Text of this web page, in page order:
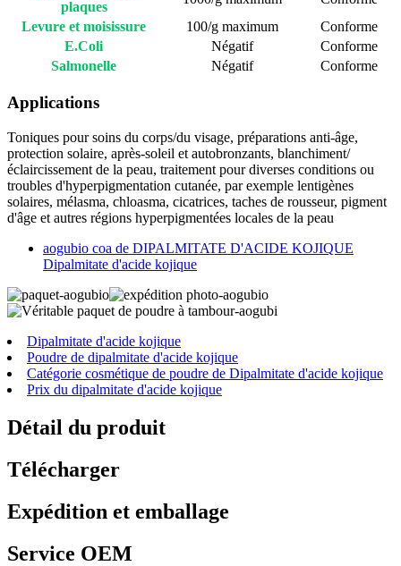
plaques
Levure et moisissure
100/g maximum
Conforme
E.Coli
Négatif
Conforme
Salmonelle
Négatif Conforme
Applications
Toniques pour soins du corps/du visage, préparations anti-âge,
protection solaire, après-soleil et autobronzants, blanchiment/
éclaircissement de la peau, traitement pour diverses conditions ou
troubles d'hyperpigmentation cutanée, par exemple lentigènes
solaires, mélasma, chloasma, cicatrices, taches de rousseur, pigment
d'âge et autres régions hyperpigmentées locales de la peau
aogubio coa de DIPALMITATE D'ACIDE KOJIQUE
Dipalmitate d'acide kojique
Dipalmitate d'acide kojique
Poudre de dipalmitate d'acide kojique
Catégorie cosmétique de poudre de Dipalmitate d'acide kojique
Prix ​​​​du dipalmitate d'acide kojique
Détail du produit
Télécharger
Expédition et emballage
Service OEM